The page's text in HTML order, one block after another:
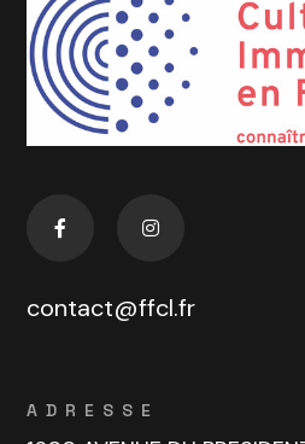
contact@ffcl.fr
ADRESSE